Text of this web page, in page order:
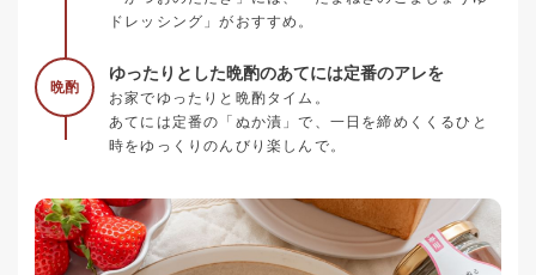
ドレッシング」がおすすめ。
晩酌
ゆったりとした晩酌のあてには定番のアレを
お家でゆったりと晩酌タイム。
あてには定番の「ぬか漬」で、一日を締めくくるひと
時をゆっくりのんびり楽しんで。